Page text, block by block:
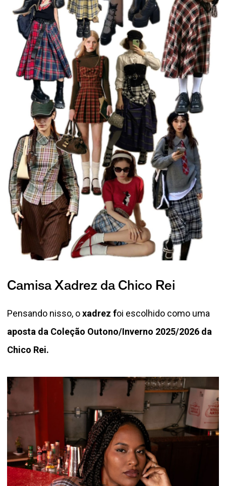
Camisa Xadrez da Chico Rei
Pensando nisso, oxadrez foi escolhido como uma
aposta da Coleção Outono/Inverno 2025/2026 da
Chico Rei.